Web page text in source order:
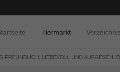
Tiermarkt
FREUNDLICH, LIEBEVOLL UND